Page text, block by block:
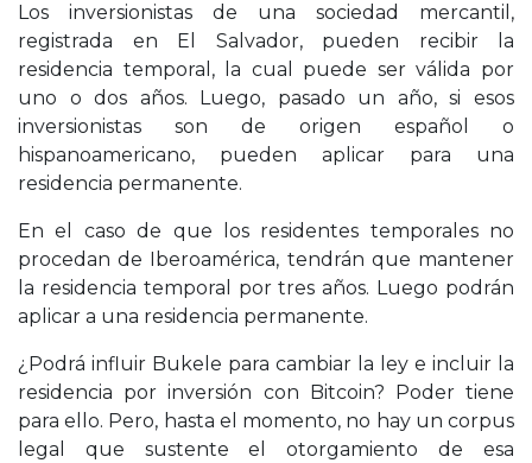
Los inversionistas de una sociedad mercantil,
registrada en El Salvador, pueden recibir la
residencia temporal, la cual puede ser válida por
uno o dos años. Luego, pasado un año, si esos
inversionistas son de origen español o
hispanoamericano, pueden aplicar para una
residencia permanente.
En el caso de que los residentes temporales no
procedan de Iberoamérica, tendrán que mantener
la residencia temporal por tres años. Luego podrán
aplicar a una residencia permanente.
¿Podrá influir Bukele para cambiar la ley e incluir la
residencia por inversión con Bitcoin? Poder tiene
para ello. Pero, hasta el momento, no hay un corpus
legal que sustente el otorgamiento de esa